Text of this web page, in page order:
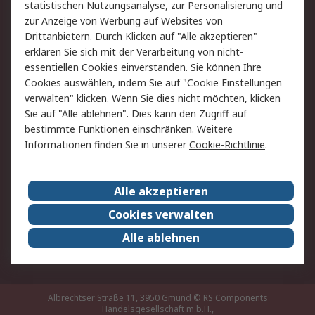
Hilfe
Rechtliches
RS Verkaufs- und
Lieferbedingungen
Datenschutz
Cookie-Richtlinie
Zahlungsbedingungen
Impressum
Webseite Konditionen
RS weltweit
Karriere bei RS
Nachhaltigkeit
Qualität/Zertifikate
Presse-Center
Event-Center
Albrechtser Straße 11, 3950 Gmünd © RS Components
Handelsgesellschaft m.b.H.,
statistischen Nutzungsanalyse, zur Personalisierung und
zur Anzeige von Werbung auf Websites von
Drittanbietern. Durch Klicken auf "Alle akzeptieren"
erklären Sie sich mit der Verarbeitung von nicht-
essentiellen Cookies einverstanden. Sie können Ihre
Cookies auswählen, indem Sie auf "Cookie Einstellungen
verwalten" klicken. Wenn Sie dies nicht möchten, klicken
Sie auf "Alle ablehnen". Dies kann den Zugriff auf
bestimmte Funktionen einschränken. Weitere
Informationen finden Sie in unsererCookie-Richtlinie.
Alle akzeptieren
Cookies verwalten
Alle ablehnen